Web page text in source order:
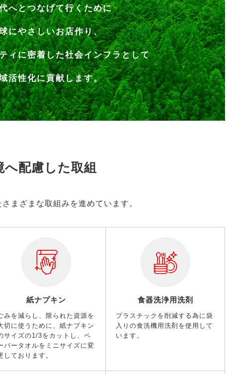
へとつなげて行くために
にやさしいお店作り、
ィに密着した社会インフラとして
活性化に貢献します。
へ配慮した取組
まざまな取組みを進めています。
紙ナプキン
みを減らし、限られた資源を
切に使うために、紙ナプキン
サイズの1/3をカットし、ペ
パータオルをミニサイズに変
しております。
食器洗浄用洗剤
プラスチックを削減する為に袋
入りの食洗機用洗剤を使用して
います。